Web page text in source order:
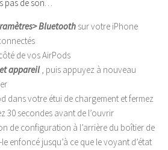
pas de son…
Bluetooth sur votre iPhone
de vos AirPods
appareil, puis appuyez à nouveau
dans votre étui de chargement et fermez
30 secondes avant de l’ouvrir
de configuration à l’arrière du boîtier de
enfoncé jusqu’à ce que le voyant d’état